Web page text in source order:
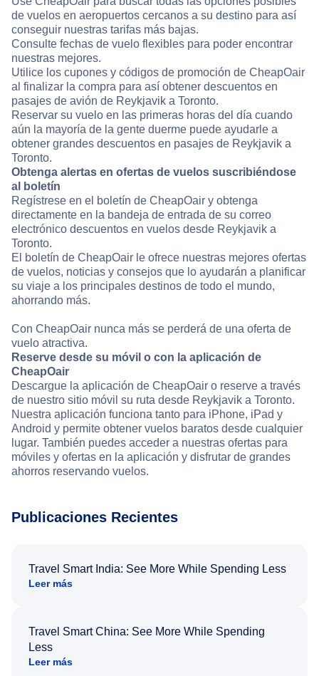
de vuelos en aeropuertos cercanos a su destino para así
conseguir nuestras tarifas más bajas.
Consulte fechas de vuelo flexibles para poder encontrar
nuestras mejores.
Utilice los cupones y códigos de promoción de CheapOair
al finalizar la compra para así obtener descuentos en
pasajes de avión de Reykjavik a Toronto.
Reservar su vuelo en las primeras horas del día cuando
aún la mayoría de la gente duerme puede ayudarle a
obtener grandes descuentos en pasajes de Reykjavik a
Toronto.
Obtenga alertas en ofertas de vuelos suscribiéndose
al boletín
Regístrese en el boletín de CheapOair y obtenga
directamente en la bandeja de entrada de su correo
electrónico descuentos en vuelos desde Reykjavik a
Toronto.
El boletín de CheapOair le ofrece nuestras mejores ofertas
de vuelos, noticias y consejos que lo ayudarán a planificar
su viaje a los principales destinos de todo el mundo,
ahorrando más.
Con CheapOair nunca más se perderá de una oferta de
vuelo atractiva.
Reserve desde su móvil o con la aplicación de
CheapOair
Descargue la aplicación de CheapOair o reserve a través
de nuestro sitio móvil su ruta desde Reykjavik a Toronto.
Nuestra aplicación funciona tanto para iPhone, iPad y
Android y permite obtener vuelos baratos desde cualquier
lugar. También puedes acceder a nuestras ofertas para
móviles y ofertas en la aplicación y disfrutar de grandes
ahorros reservando vuelos.
Publicaciones Recientes
Travel Smart India: See More While Spending Less
Leer más
Travel Smart China: See More While Spending
Less
Leer más